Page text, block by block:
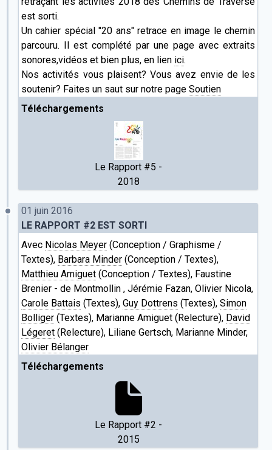
est sorti.
Un cahier spécial "20 ans" retrace en image le chemin
parcouru. Il est complété par une page avec extraits
sonores,vidéos et bien plus, en lien ici.
Nos activités vous plaisent? Vous avez envie de les
soutenir? Faites un saut sur notre page Soutien
Téléchargements
Le Rapport #5 -
2018
01 juin 2016
LE RAPPORT #2 EST SORTI
Avec Nicolas Meyer (Conception / Graphisme /
Textes), Barbara Minder (Conception / Textes),
Matthieu Amiguet (Conception / Textes), Faustine
Brenier - de Montmollin , Jérémie Fazan, Olivier Nicola,
Carole Battais (Textes), Guy Dottrens (Textes), Simon
Bolliger (Textes), Marianne Amiguet (Relecture), David
Légeret (Relecture), Liliane Gertsch, Marianne Minder,
Olivier Bélanger
Téléchargements
Le Rapport #2 -
2015